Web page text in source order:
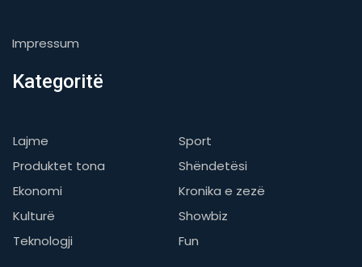
Impressum
Kategoritë
Lajme
Sport
Produktet tona
Shëndetësi
Ekonomi
Kronika e zezë
Kulturë
Showbiz
Teknologji
Fun